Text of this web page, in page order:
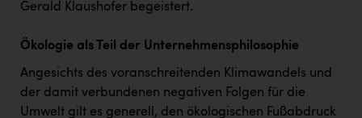
Österreichischer Kachelofenverband
Orlen
Passage Linz
Gerald Klaushofer begeistert.
Ökologie als Teil der Unternehmensphilosophie
Angesichts des voranschreitenden Klimawandels und
der damit verbundenen negativen Folgen für die
Umwelt gilt es generell, den ökologischen Fußabdruck